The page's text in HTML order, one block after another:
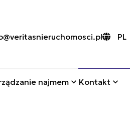
najmem Kontakt